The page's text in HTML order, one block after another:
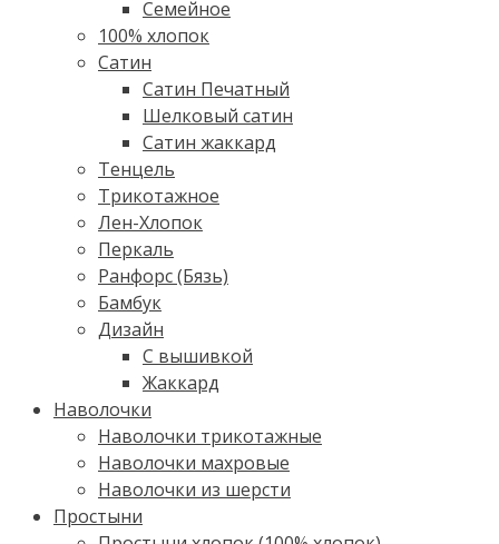
Семейное
100% хлопок
Cатин
Сатин Печатный
Шелковый сатин
Сатин жаккард
Тенцель
Трикотажное
Лен-Хлопок
Перкаль
Ранфорс (Бязь)
Бамбук
Дизайн
С вышивкой
Жаккард
Наволочки
Наволочки трикотажные
Наволочки махровые
Наволочки из шерсти
Простыни